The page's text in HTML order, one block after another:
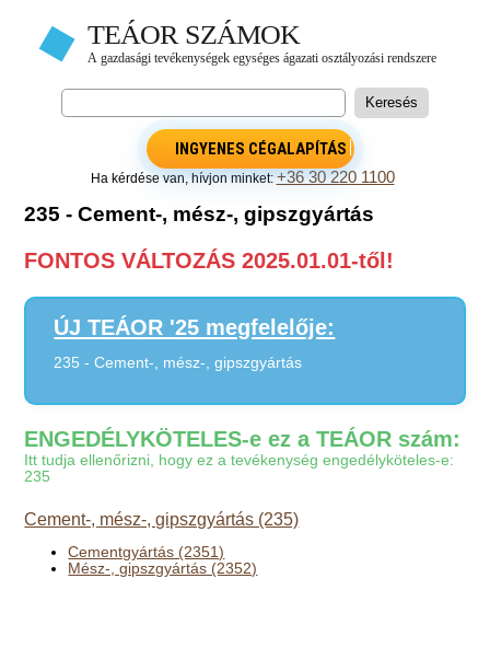
INGYENES CÉGALAPÍTÁS
Ha kérdése van, hívjon minket:+36 30 220 1100
235 - Cement-, mész-, gipszgyártás
FONTOS VÁLTOZÁS 2025.01.01-től!
ÚJ TEÁOR '25 megfelelője:
235 - Cement-, mész-, gipszgyártás
ENGEDÉLYKÖTELES-e ez a TEÁOR szám:
Itt tudja ellenőrizni, hogy ez a tevékenység engedélyköteles-e:
235
Cement-, mész-, gipszgyártás (235)
Cementgyártás (2351)
Mész-, gipszgyártás (2352)